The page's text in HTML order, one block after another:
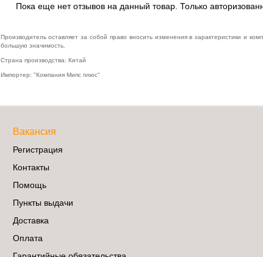
Пока еще нет отзывов на данный товар. Только
Производитель оставляет за собой право вносить изменения в характеристики и
большую значимость.
Страна производства: Китай
Импортер: "Компания Мипс плюс"
Вакансия
Регистрация
Контакты
Помощь
Пункты выдачи
Доставка
Оплата